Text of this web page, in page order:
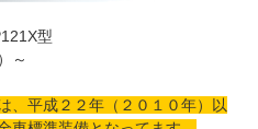
型
～
、平成２２年（２０１０年）以